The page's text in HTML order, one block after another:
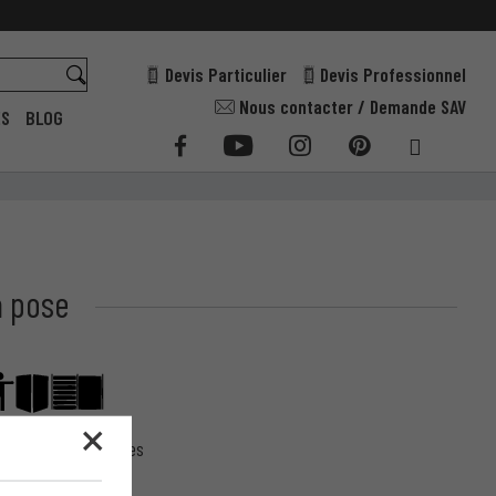
BLOG
Devis Particulier
Devis Professionnel
Nous contacter / Demande SAV
réalisées